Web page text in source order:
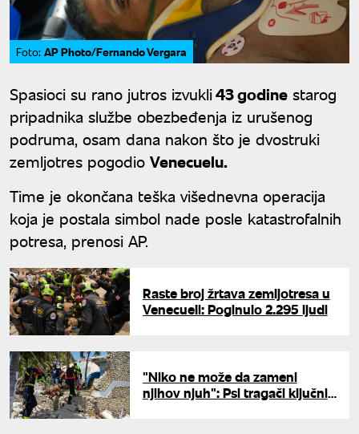
Foto: AP Photo/Fernando Vergara
Spasioci su rano jutros izvukli43 godine starog
pripadnika službe obezbeđenja iz urušenog
podruma, osam dana nakon što je dvostruki
zemljotres pogodio Venecuelu.
Time je okončana teška višednevna operacija
koja je postala simbol nade posle katastrofalnih
potresa, prenosi AP.
Raste broj žrtava zemljotresa u
Venecueli: Poginulo 2.295 ljudi
"Niko ne može da zameni
njihov njuh": Psi tragači ključni